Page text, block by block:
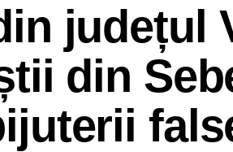
județul
din